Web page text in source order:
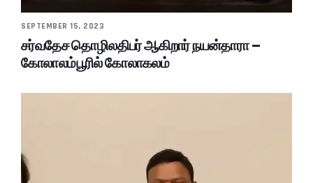
SEPTEMBER 15, 2023
சர்வதேச தொழிலதிபர் ஆகிறார் நயன்தாரா –
கோலாலம்பூரில் கோலாகலம்